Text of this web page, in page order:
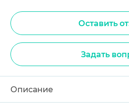
Оставить
Задать
Описание